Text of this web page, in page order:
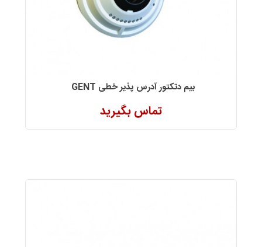
بیم دتکتور آدرس پذیر خطی GENT
تماس بگیرید